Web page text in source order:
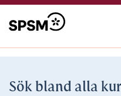
Sök bland alla